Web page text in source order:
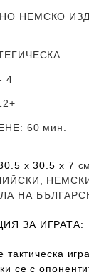
НЕМСКО
4
: 60 мин.
х 30.5 х 7
НА
ЗА ИГРАТА:
тактическа
се с